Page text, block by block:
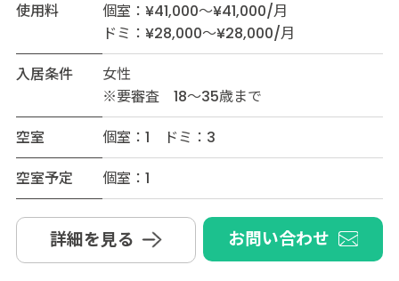
使用料
個室：¥41,000～¥41,000/月
ドミ：¥28,000～¥28,000/月
入居条件
女性
※要審査 18～35歳まで
空室
個室：1 ドミ：3
空室予定
個室：1
詳細を見る お問い合わせ